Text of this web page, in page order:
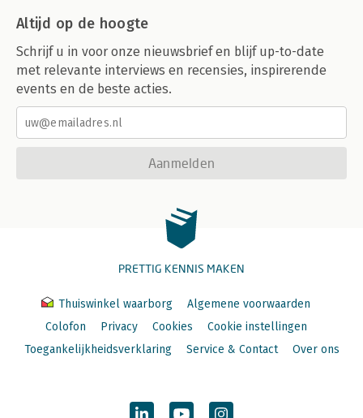
Altijd op de hoogte
Schrijf u in voor onze nieuwsbrief en blijf up-to-date
met relevante interviews en recensies, inspirerende
events en de beste acties.
Aanmelden
PRETTIG KENNIS MAKEN
Thuiswinkel waarborg
Algemene voorwaarden
Colofon
Privacy Cookies
Cookie instellingen
Toegankelijkheidsverklaring
Service & Contact Over ons